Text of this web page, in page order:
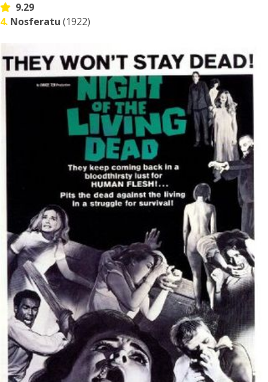
9.29
4. Nosferatu (1922)